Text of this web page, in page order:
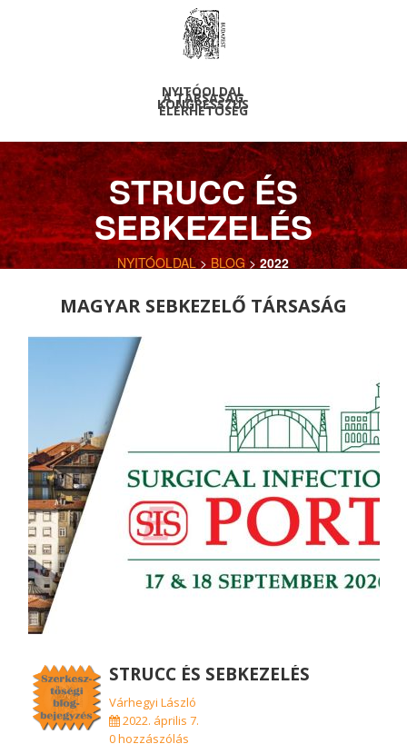
NYITÓOLDAL
A TÁRSASÁG
KONGRESSZUS
ELÉRHETŐSÉG
STRUCC ÉS
SEBKEZELÉS
NYITÓOLDAL>BLOG>2022
MAGYAR SEBKEZELŐ TÁRSASÁG
STRUCC ÉS SEBKEZELÉS
Várhegyi László
2022. április 7.
0 hozzászólás